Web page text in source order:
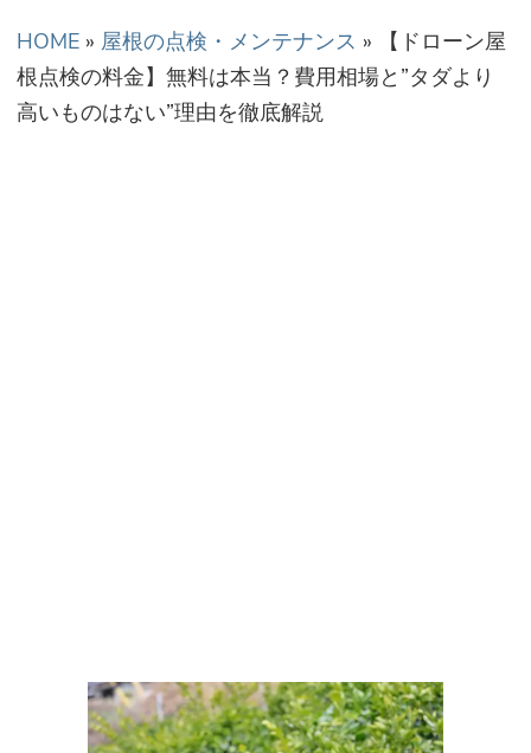
HOME » 屋根の点検・メンテナンス » 【ドローン屋
根点検の料金】無料は本当？費用相場と”タダより
高いものはない”理由を徹底解説